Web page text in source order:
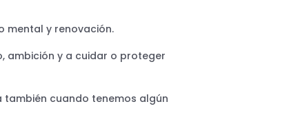
mental y renovación.
ambición y a cuidar o proteger
cuando tenemos algún